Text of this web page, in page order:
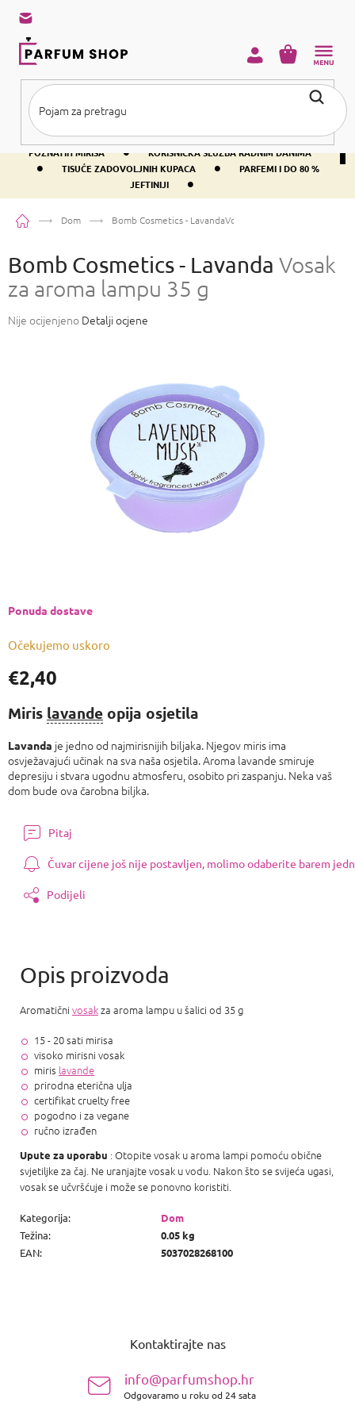
sadržaj
BESPLATNA DOSTAVA IZNAD PRIBLIŽNO 37 € •
400+ SVJETSKI
POZNATIH MIRISA
• KORISNIČKA SLUŽBA RADNIM DANIMA
• TISUĆE ZADOVOLJNIH KUPACA •
PARFEMI I DO 80 %
JEFTINIJI
•
KOŠARICA
PočetnaDom Bomb Cosmetics - LavandaVosak za aroma lampu 35 g
Bomb Cosmetics - Lavanda Vosak
za aroma lampu 35 g
Prosječna
Nije ocijenjeno Detalji ocjene
€2,40
Izmjeri
cijenu:
Očekujemo uskoro
Ponuda dostave
Miris lavande opija osjetila
Lavanda je jedno od najmirisnijih biljaka. Njegov miris ima
osvježavajući učinak na sva naša osjetila. Aroma lavande smiruje
depresiju i stvara ugodnu atmosferu, osobito pri zaspanju. Neka vaš
dom bude ova čarobna biljka.
Pitaj
Čuvar cijene još nije postavljen, molimo odaberite barem
Podijeli
Aromatični vosakza aroma lampu u šalici od 35 g
15 - 20 sati mirisa
visoko mirisni vosak
miris lavande
prirodna eterična ulja
certifikat cruelty free
pogodno i za vegane
ručno izrađen
Upute za uporabu : Otopite vosak u aroma lampi pomoću obične
svjetiljke za čaj. Ne uranjajte vosak u vodu. Nakon što se svijeća ugasi,
vosak se učvršćuje i može se ponovno koristiti.
Kategorija:
Dom
Težina:
0.05 kg
EAN: 5037028268100
Kontaktirajte nas
info@parfumshop.hr
Odgovaramo u roku od 24 sata